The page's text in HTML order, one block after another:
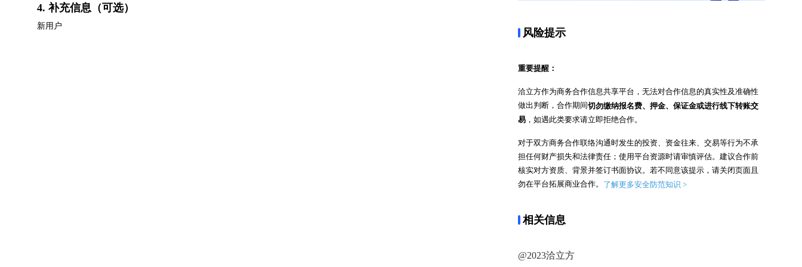
4. 补充信息（可选）
新用户
风险提示
重要提醒：
洽立方作为商务合作信息共享平台，无法对合作信息的真实性及准确性
做出判断，合作期间切勿缴纳报名费、押金、保证金或进行线下转账交
易 ，如遇此类要求请立即拒绝合作。
对于双方商务合作联络沟通时发生的投资、资金往来、交易等行为不承
担任何财产损失和法律责任；使用平台资源时请审慎评估。 建议合作前
核实对方资质、背景并签订书面协议。 若不同意该提示，请关闭页面且
勿在平台拓展商业合作。 了解更多安全防范知识 >
相关信息
@2023洽立方